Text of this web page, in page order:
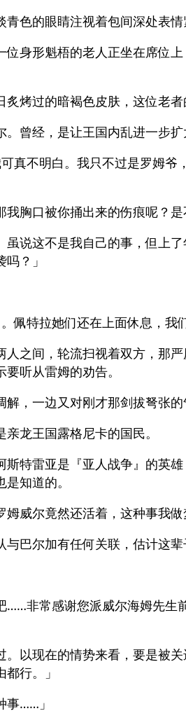
色的眼睛注视着包间深处表情
位身形魁梧的老人正坐在席位
炙烤过的暗褐色皮肤，这位老
曾经，是让王国内乱进一步扩
真不明白。我只不过是罗姆
我胸口被你捅出来的伤痕呢？
虽说这不是我自己的事，但上
？」
佩特拉她们还在上面休息，我
人之间，轮流扫视着双方，那
听从雷姆的劝告。
，一边又对刚才那剑拔弩张的
龙王国露格尼卡的国民。
斯特雷亚是『亚人战争』的英
知道的。
威尔竟然还活着，这种事我做
巴尔加有任何关联，估计这辈
……非常感谢您派威尔海姆先
。以现在的情势来看，要是被
行。」
事……」